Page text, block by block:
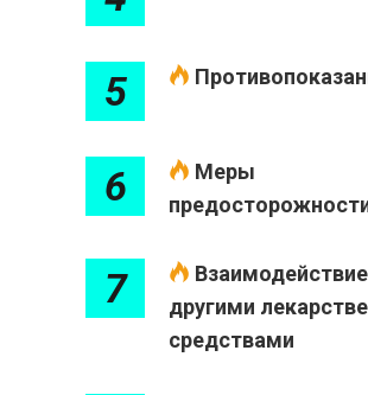
5
6
Меры
7
другими
средствами